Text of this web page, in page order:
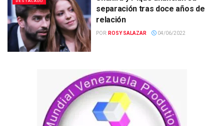
separación tras doce años de
relación
POR: ROSY SALAZAR 04/06/2022